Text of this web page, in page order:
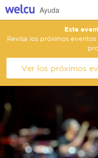
Ayuda
Este
Revisa los próximos
Ver los próximos